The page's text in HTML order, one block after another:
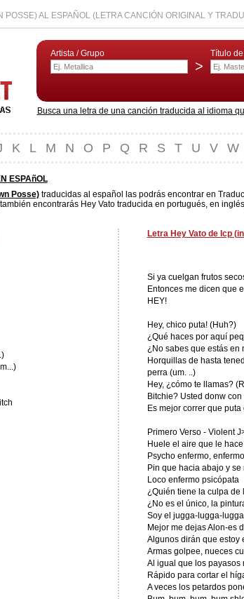
AL ESPAÑOL (LETRA CANCIÓN ORIGINAL Y
Artista / Grupo
>
Título
Busca una letra de una canción traducida al idioma
K L M N O P Q R S T U V W
ESPAñOL
Posse)traducidas al español las podrás encontrar en
encontrarás Hey Vato traducida en portugués, en
Letra Hey Vato de Icp
Si ya cuelgan frutos
Entonces me dicen que
HEY!
Hey, chico puta! (Huh?)
¿Qué haces por aquí
¿No sabes que estás en
Horquillas de hasta
perra (um. ..)
Hey, ¿cómo te llamas?
Bitchie? Usted donw
Es mejor correr que
Primero Verso - Violent
Huele el aire que le
Psycho enfermo,
Pin que hacia abajo y
Loco enfermo psicópata
¿Quién tiene la culpa de
¿No es el único, la
Soy el jugga-lugga-
Mejor me dejas Alon-es
Algunos dirán que estoy
Armas golpee, nueces
Al igual que los payasos
Rápido para cortar el
A veces los petardos